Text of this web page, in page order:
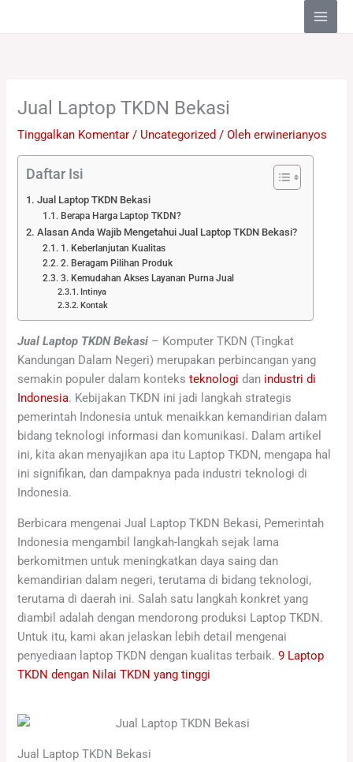
Jual Laptop TKDN Bekasi
Tinggalkan Komentar / Uncategorized / Oleherwinerianyos
Daftar Isi
Jual Laptop TKDN Bekasi
Berapa Harga Laptop TKDN?
Alasan Anda Wajib Mengetahui Jual Laptop TKDN Bekasi?
1. Keberlanjutan Kualitas
2. Beragam Pilihan Produk
3. Kemudahan Akses Layanan Purna Jual
Intinya
Kontak
Jual Laptop TKDN Bekasi – Komputer TKDN (Tingkat
Kandungan Dalam Negeri) merupakan perbincangan yang
semakin populer dalam konteksteknologi dan industri di
Indonesia. Kebijakan TKDN ini jadi langkah strategis
pemerintah Indonesia untuk menaikkan kemandirian dalam
bidang teknologi informasi dan komunikasi. Dalam artikel
ini, kita akan menyajikan apa itu Laptop TKDN, mengapa hal
ini signifikan, dan dampaknya pada industri teknologi di
Indonesia.
Berbicara mengenai Jual Laptop TKDN Bekasi, Pemerintah
Indonesia mengambil langkah-langkah sejak lama
berkomitmen untuk meningkatkan daya saing dan
kemandirian dalam negeri, terutama di bidang teknologi,
terutama di daerah ini. Salah satu langkah konkret yang
diambil adalah dengan mendorong produksi Laptop TKDN.
Untuk itu, kami akan jelaskan lebih detail mengenai
penyediaan laptop TKDN dengan kualitas terbaik.9 Laptop
TKDN dengan Nilai TKDN yang tinggi
Jual Laptop TKDN Bekasi